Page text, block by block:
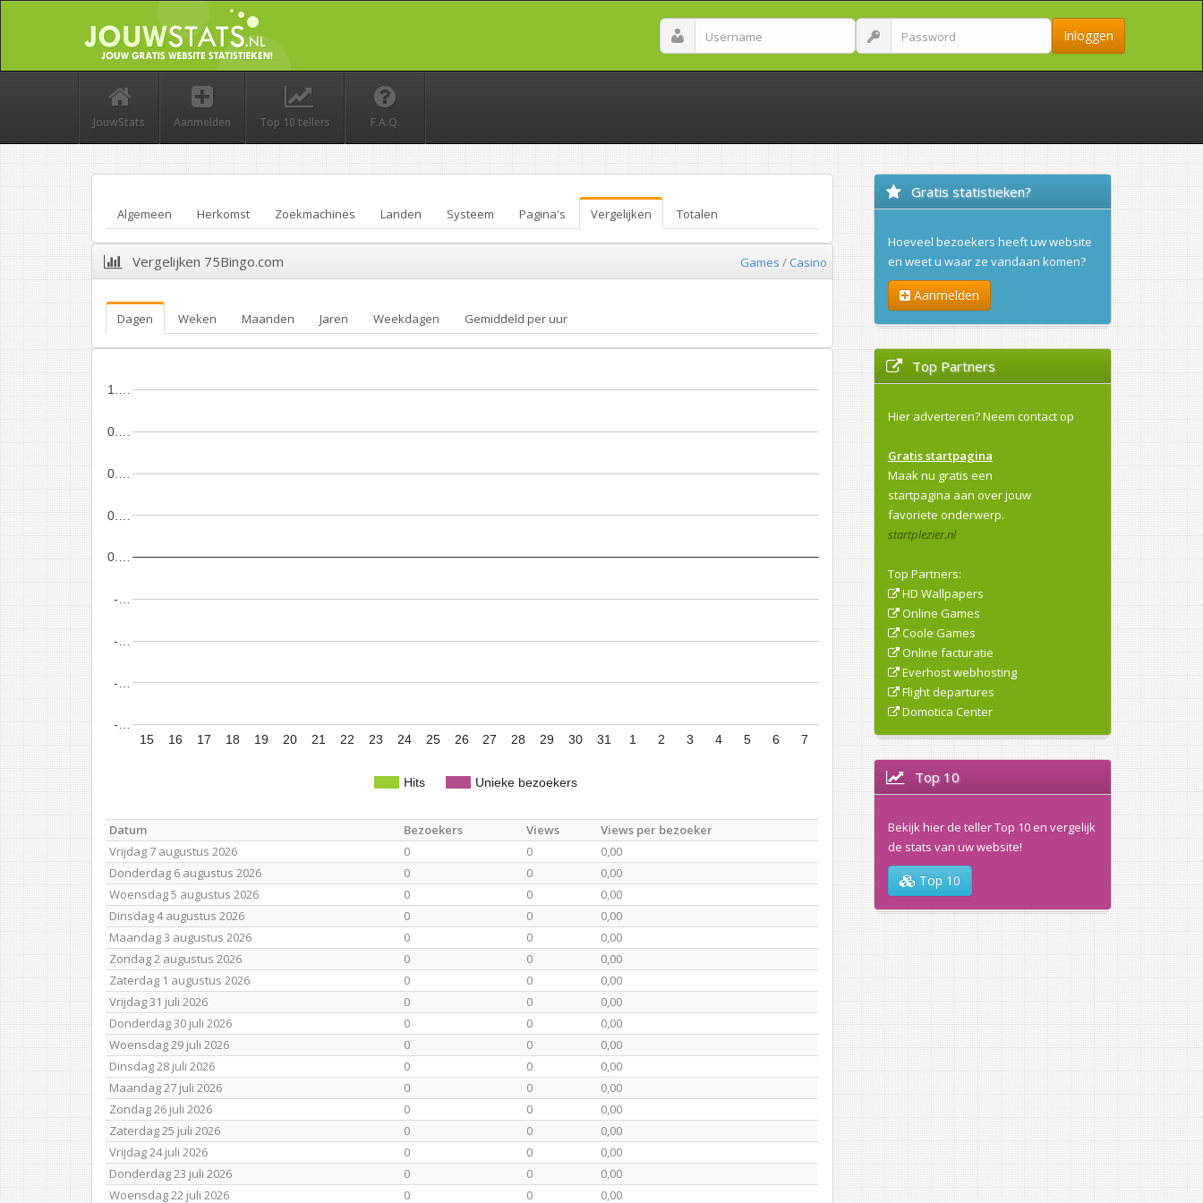
Inloggen
JouwStats Aanmelden Top 10 tellers F.A.Q.
Algemeen Herkomst Zoekmachines Landen Systeem Pagina's Vergelijken Totalen
Vergelijken 75Bingo.com Games /Casino
Dagen Weken Maanden Jaren Weekdagen Gemiddeld per uur
Hits Unieke bezoekers
15 16 17 18 19 20 21 22 23 24 25 26 27 28 29 30 31 1 2 3 4 5 6 7
-…
-…
-…
-…
0.…
0.…
0.…
0.…
1.…
Datum Bezoekers Views
Views per bezoeker
Vrijdag 7 augustus 2026
0 0
0,00
Donderdag 6 augustus 2026
0 0
0,00
Woensdag 5 augustus 2026
0 0
0,00
Dinsdag 4 augustus 2026
0 0
0,00
Maandag 3 augustus 2026
0 0
0,00
Zondag 2 augustus 2026
0 0
0,00
Zaterdag 1 augustus 2026
0 0
0,00
Vrijdag 31 juli 2026
0 0
0,00
Donderdag 30 juli 2026
0 0
0,00
Woensdag 29 juli 2026
0 0
0,00
Dinsdag 28 juli 2026
0 0
0,00
Maandag 27 juli 2026
0 0
0,00
Zondag 26 juli 2026
0 0
0,00
Zaterdag 25 juli 2026
0 0
0,00
Vrijdag 24 juli 2026
0 0
0,00
Donderdag 23 juli 2026
0 0
0,00
Woensdag 22 juli 2026
0 0 0,00
Gratis statistieken?
Hoeveel bezoekers heeft uw website
en weet u waar ze vandaan komen?
Aanmelden
Top Partners
Hier adverteren?Neem contact op
Gratis startpagina
Maak nu gratis een
startpagina aan over jouw
favoriete onderwerp.
startplezier.nl
Top Partners:
HD Wallpapers
Online Games
Coole Games
Online facturatie
Everhost webhosting
Flight departures
Domotica Center
Top 10
Bekijk hier de teller Top 10 en vergelijk
de stats van uw website!
Top 10